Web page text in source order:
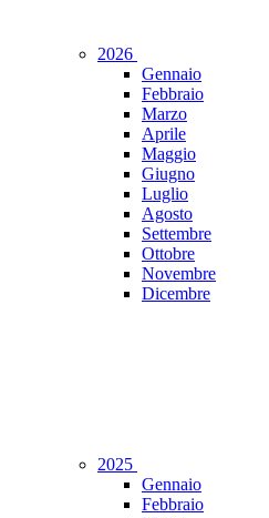
2026
Gennaio
Febbraio
Marzo
Aprile
Maggio
Giugno
Luglio
Agosto
Settembre
Ottobre
Novembre
Dicembre
2025
Gennaio
Febbraio